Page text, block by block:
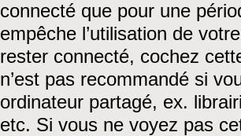
connecté que pour une
empêche l’utilisation de
rester connecté, cochez
n’est pas recommandé si
ordinateur partagé, ex.
etc. Si vous ne voyez pas